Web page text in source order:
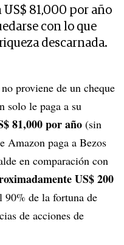
US$ 81,000 por año
con lo que
descarnada.
proviene de un cheque
solo le paga a su
81,000 por año (sin
paga a Bezos
en comparación con
US$ 200
90% de la fortuna de
de acciones de